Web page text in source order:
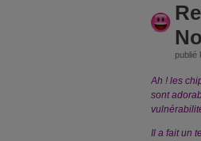
publié
Ah ! les
sont
Il a fait un